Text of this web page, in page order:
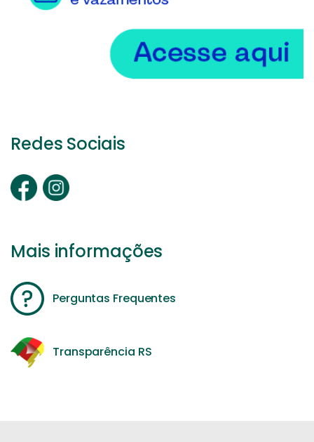
Redes Sociais
Mais informações
Perguntas Frequentes
Transparência RS